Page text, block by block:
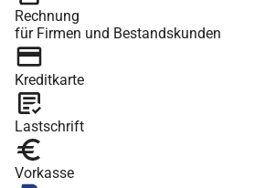
Rechnung
für Firmen und Bestandskunden
Kreditkarte
Lastschrift
Vorkasse